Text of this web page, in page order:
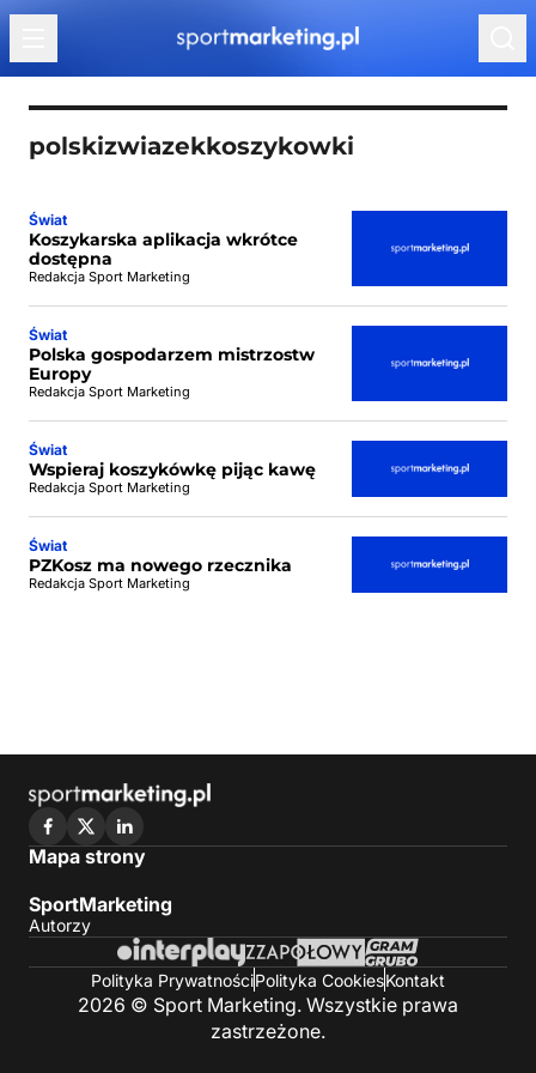
Przejdź do treści
polskizwiazekkoszykowki
Świat
Koszykarska aplikacja wkrótce
dostępna
Redakcja Sport Marketing
Świat
Polska gospodarzem mistrzostw
Europy
Redakcja Sport Marketing
Świat
Wspieraj koszykówkę pijąc kawę
Redakcja Sport Marketing
Świat
PZKosz ma nowego rzecznika
Redakcja Sport Marketing
Mapa strony
SportMarketing
Autorzy
Polityka PrywatnościPolityka CookiesKontakt
2026 © Sport Marketing. Wszystkie prawa
zastrzeżone.